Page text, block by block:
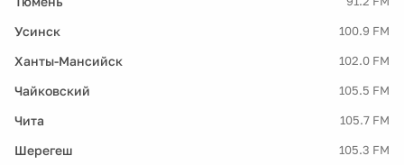
Усинск 100.9 FM
Ханты-Мансийск 102.0 FM
Чайковский 105.5 FM
Чита 105.7 FM
Шерегеш 105.3 FM